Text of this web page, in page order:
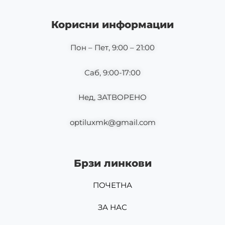
o
o
g
r
m
Корисни информации
Пон – Пет, 9:00 – 21:00
Саб, 9:00-17:00
Нед, ЗАТВОРЕНО
optiluxmk@gmail.com
Брзи линкови
ПОЧЕТНА
ЗА НАС